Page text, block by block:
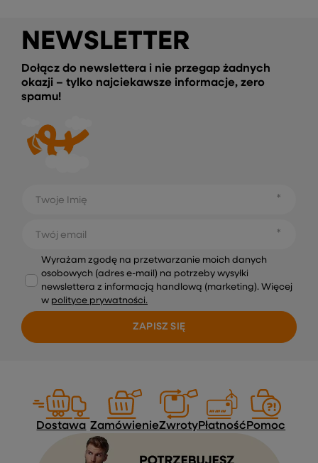
NEWSLETTER
Dołącz do newslettera i nie przegap żadnych
okazji – tylko najciekawsze informacje, zero
spamu!
Twoje Imię
Twój email
Wyrażam zgodę na przetwarzanie moich danych
osobowych (adres e-mail) na potrzeby wysyłki
newslettera z informacją handlową (marketing). Więcej
w polityce prywatności.
ZAPISZ SIĘ
Dostawa ZamówienieZwrotyPłatność Pomoc